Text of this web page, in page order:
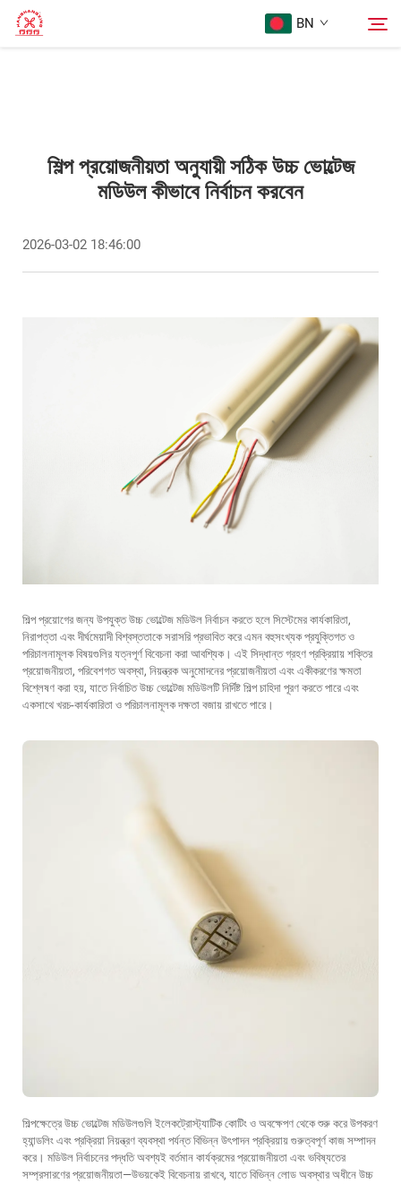
BN
মামলা
শিল্প প্রয়োজনীয়তা অনুযায়ী সঠিক উচ্চ ভোল্টেজ
মডিউল কীভাবে নির্বাচন করবেন
2026-03-02 18:46:00
শিল্প প্রয়োগের জন্য উপযুক্ত উচ্চ ভোল্টেজ মডিউল নির্বাচন করতে হলে সিস্টেমের কার্যকারিতা,
নিরাপত্তা এবং দীর্ঘমেয়াদী বিশ্বস্ততাকে সরাসরি প্রভাবিত করে এমন বহুসংখ্যক প্রযুক্তিগত ও
পরিচালনামূলক বিষয়গুলির যত্নপূর্ণ বিবেচনা করা আবশ্যিক। এই সিদ্ধান্ত গ্রহণ প্রক্রিয়ায় শক্তির
প্রয়োজনীয়তা, পরিবেশগত অবস্থা, নিয়ন্ত্রক অনুমোদনের প্রয়োজনীয়তা এবং একীকরণের ক্ষমতা
বিশ্লেষণ করা হয়, যাতে নির্বাচিত উচ্চ ভোল্টেজ মডিউলটি নির্দিষ্ট শিল্প চাহিদা পূরণ করতে পারে এবং
একসাথে খরচ-কার্যকারিতা ও পরিচালনামূলক দক্ষতা বজায় রাখতে পারে।
শিল্পক্ষেত্রে উচ্চ ভোল্টেজ মডিউলগুলি ইলেকট্রোস্ট্যাটিক কোটিং ও অবক্ষেপণ থেকে শুরু করে উপকরণ
হ্যান্ডলিং এবং প্রক্রিয়া নিয়ন্ত্রণ ব্যবস্থা পর্যন্ত বিভিন্ন উৎপাদন প্রক্রিয়ায় গুরুত্বপূর্ণ কাজ সম্পাদন
করে। মডিউল নির্বাচনের পদ্ধতি অবশ্যই বর্তমান কার্যক্রমের প্রয়োজনীয়তা এবং ভবিষ্যতের
সম্প্রসারণের প্রয়োজনীয়তা—উভয়কেই বিবেচনায় রাখবে, যাতে বিভিন্ন লোড অবস্থার অধীনে উচ্চ